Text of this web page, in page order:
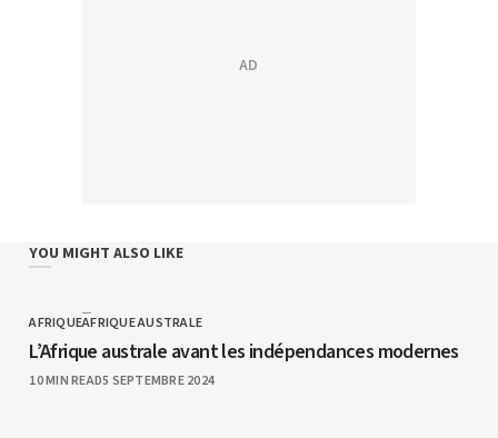
YOU MIGHT ALSO LIKE
CATEGORY
AFRIQUEAFRIQUE AUSTRALE
L’Afrique australe avant les indépendances modernes
10 MIN READPUBLISHED
5 SEPTEMBRE 2024